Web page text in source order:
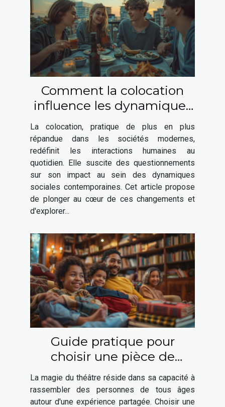
Comment la colocation
influence les dynamiques
sociales contemporaines
La colocation, pratique de plus en plus
répandue dans les sociétés modernes,
redéfinit les interactions humaines au
quotidien. Elle suscite des questionnements
sur son impact au sein des dynamiques
sociales contemporaines. Cet article propose
de plonger au cœur de ces changements et
d'explorer...
Guide pratique pour
choisir une pièce de
théâtre adaptée à toute la
famille
La magie du théâtre réside dans sa capacité à
rassembler des personnes de tous âges
autour d'une expérience partagée. Choisir une